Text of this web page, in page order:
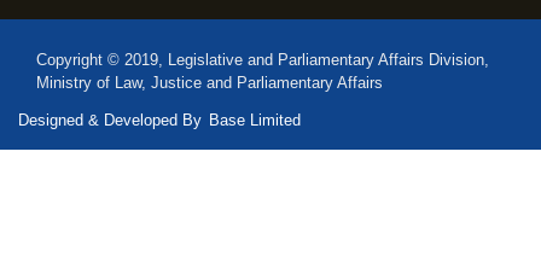
Copyright © 2019, Legislative and Parliamentary Affairs Division,
Ministry of Law, Justice and Parliamentary Affairs
Designed & Developed By Base Limited